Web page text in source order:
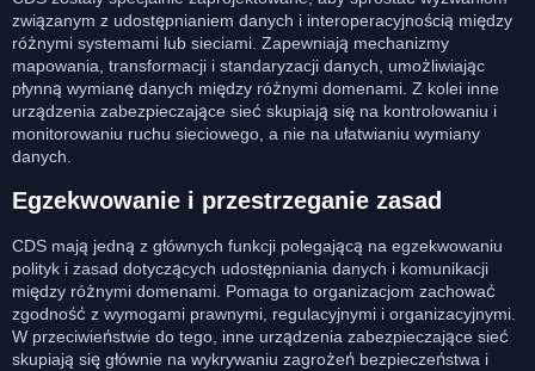
związanym z udostępnianiem danych i interoperacyjnością między
różnymi systemami lub sieciami. Zapewniają mechanizmy
mapowania, transformacji i standaryzacji danych, umożliwiając
płynną wymianę danych między różnymi domenami. Z kolei inne
urządzenia zabezpieczające sieć skupiają się na kontrolowaniu i
monitorowaniu ruchu sieciowego, a nie na ułatwianiu wymiany
danych.
Egzekwowanie i przestrzeganie zasad
CDS mają jedną z głównych funkcji polegającą na egzekwowaniu
polityk i zasad dotyczących udostępniania danych i komunikacji
między różnymi domenami. Pomaga to organizacjom zachować
zgodność z wymogami prawnymi, regulacyjnymi i organizacyjnymi.
W przeciwieństwie do tego, inne urządzenia zabezpieczające sieć
skupiają się głównie na wykrywaniu zagrożeń bezpieczeństwa i